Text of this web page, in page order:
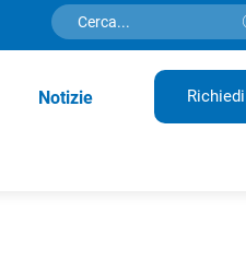
Notizie